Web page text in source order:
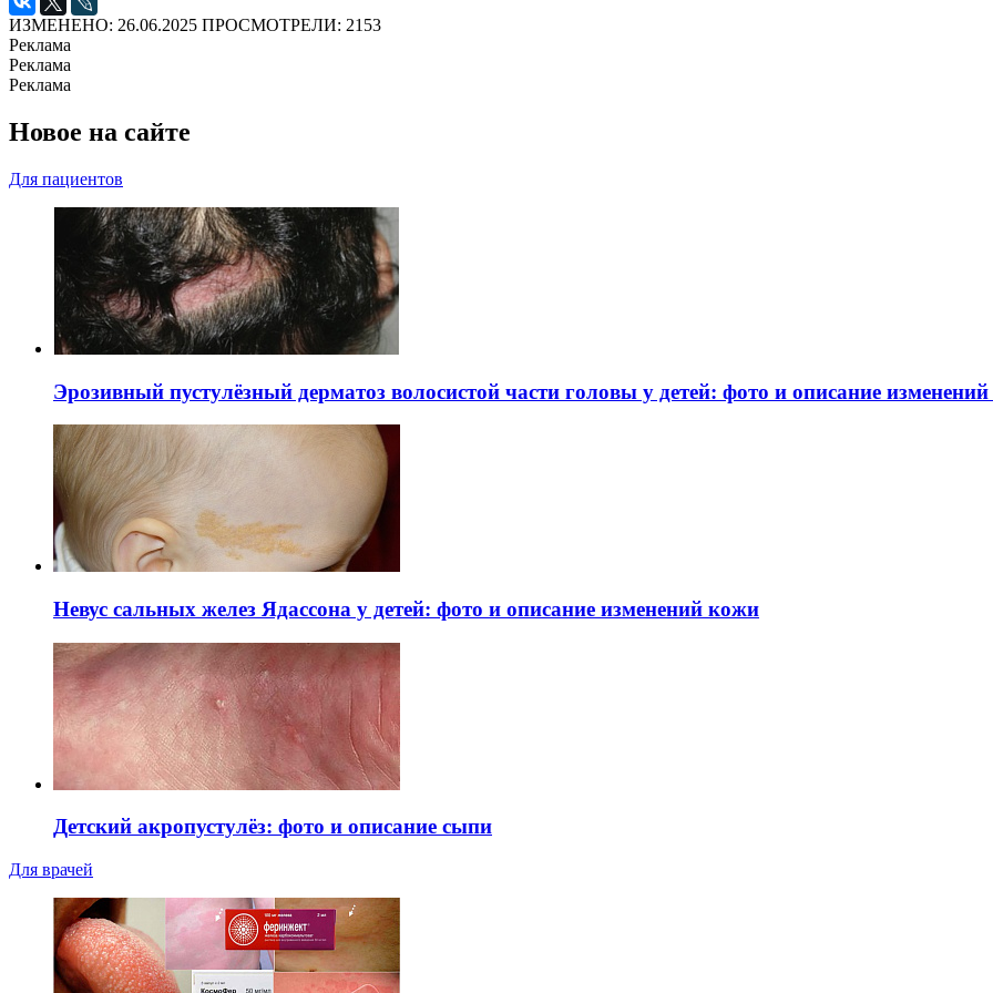
ИЗМЕНЕНО: 26.06.2025 ПРОСМОТРЕЛИ: 2153
Реклама
Реклама
Реклама
Новое на сайте
Для пациентов
Эрозивный пустулёзный дерматоз волосистой части головы у детей: фото и описание
Невус сальных желез Ядассона у детей: фото и описание изменений кожи
Детский акропустулёз: фото и описание сыпи
Для врачей